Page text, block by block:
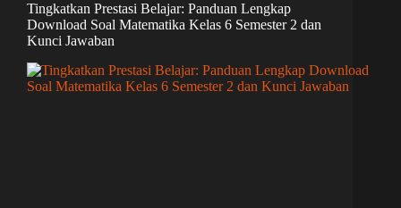
Tingkatkan Prestasi Belajar: Panduan Lengkap
Download Soal Matematika Kelas 6 Semester 2 dan
Kunci Jawaban